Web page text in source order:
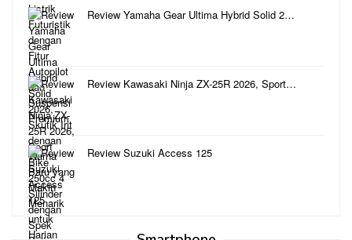
Review Yamaha Gear Ultima Hybrid Solid 2…
Review Kawasaki Ninja ZX-25R 2026, Sport…
Review Suzuki Access 125